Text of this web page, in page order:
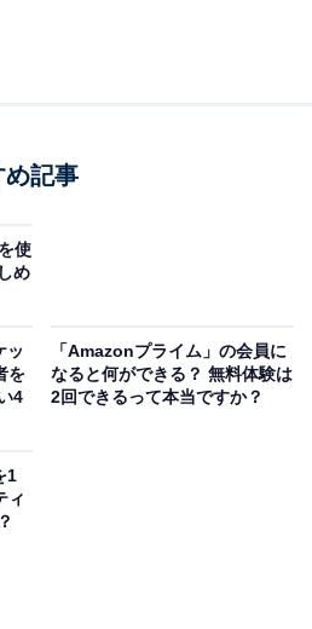
が“今だけ”の限定価格
3-Port 65W Pod ブラック
め記事
使
め
ッ
を
4
「Amazonプライム」の会員に
なると何ができる？ 無料体験は
2回できるって本当ですか？
1
ィ